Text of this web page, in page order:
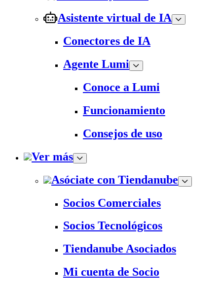
Asistente virtual de IA
Conectores de IA
Agente Lumi
Conoce a Lumi
Funcionamiento
Consejos de uso
Ver más
Asóciate con Tiendanube
Socios Comerciales
Socios Tecnológicos
Tiendanube Asociados
Mi cuenta de Socio